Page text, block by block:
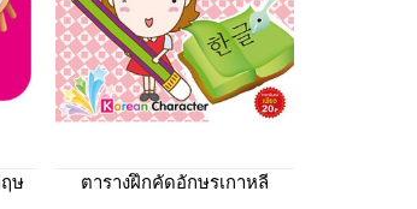
ษ
ตารางฝึกคัดอักษรเกาหลี